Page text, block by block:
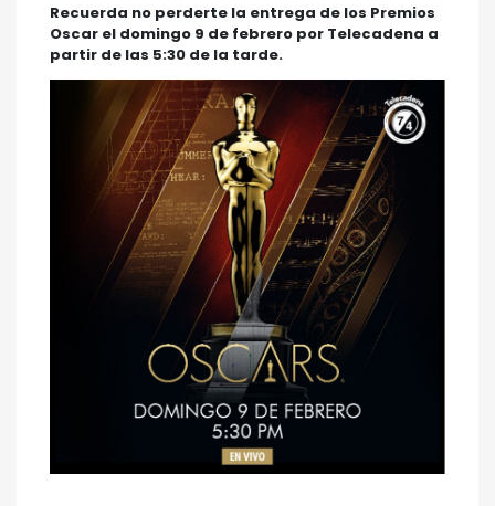
Recuerda no perderte la entrega de los Premios
Oscar el domingo 9 de febrero por Telecadena a
partir de las 5:30 de la tarde.